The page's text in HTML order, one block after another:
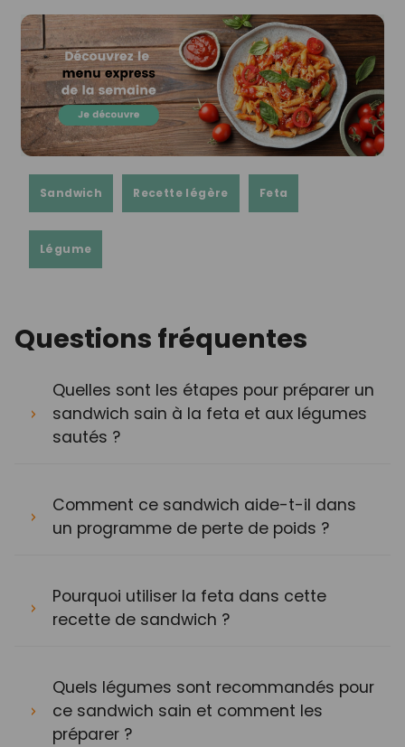
Sandwich Recette légère Feta
Légume
Questions fréquentes
Quelles sont les étapes pour préparer un
sandwich sain à la feta et aux légumes
sautés ?
Comment ce sandwich aide-t-il dans
un programme de perte de poids ?
Pourquoi utiliser la feta dans cette
recette de sandwich ?
Quels légumes sont recommandés pour
ce sandwich sain et comment les
préparer ?